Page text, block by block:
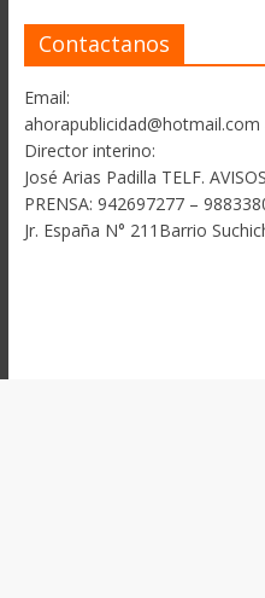
Contactanos
Email:
Director interino:
José Arias Padilla TELF.
PRENSA: 942697277 –
Jr. España N° 211Barrio